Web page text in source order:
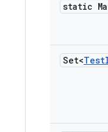
static
Set<Test